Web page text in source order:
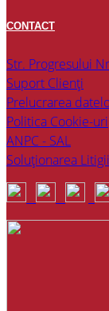
CONTACT
Str. Progresului
Suport Clienți
Prelucrarea
Politica Cookie-uri
ANPC - SAL
Soluționarea